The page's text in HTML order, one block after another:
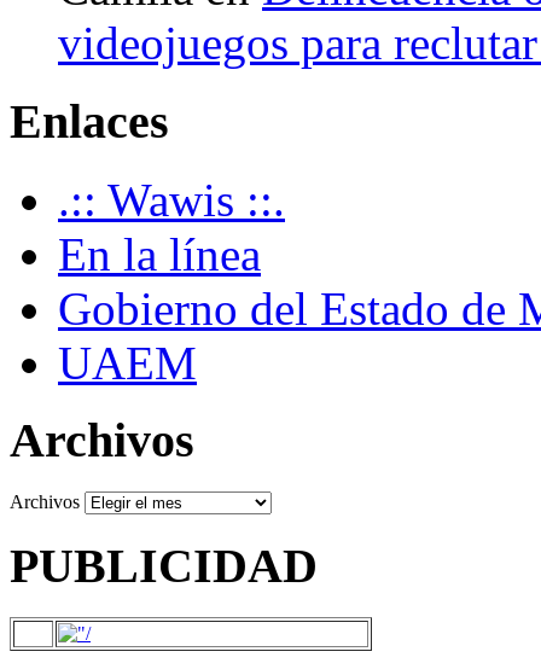
videojuegos para
Enlaces
.:: Wawis ::.
En la línea
Gobierno del Estado de
UAEM
Archivos
Archivos
PUBLICIDAD